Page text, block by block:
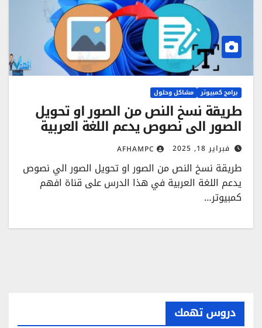
برامج كمبيوتر مشاكل وحلول
طريقة نسخ النص من الصور او تحويل
الصور الي نصوص يدعم اللغة العربية
فبراير 18, 2025 AFHAMPC
طريقة نسخ النص من الصور او تحويل الصور الي نصوص
يدعم اللغة العربية في هذا الدرس على قناة افهم
كمبيوتر…
دروس تهمك